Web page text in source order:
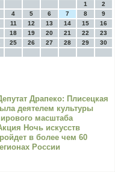
1
2
4 5 6 7 8
9
11 12 13 14 15
16
18 19 20 21 22
23
25 26 27 28 29
30
Драпеко: Плисецкая
деятелем культуры
масштаба
Ночь искусств
в более чем 60
России